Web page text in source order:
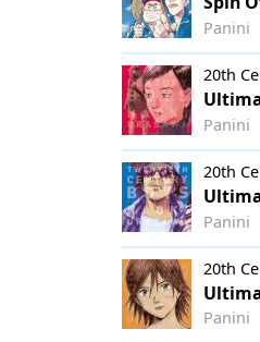
Panini
20th
Panini
20th
Panini
20th
Panini